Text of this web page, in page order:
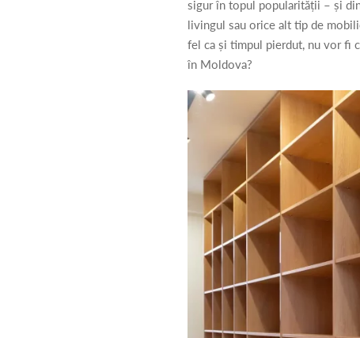
sigur în topul popularității – și
livingul sau orice alt tip de
fel ca și timpul pierdut, nu vor fi
în Moldova?